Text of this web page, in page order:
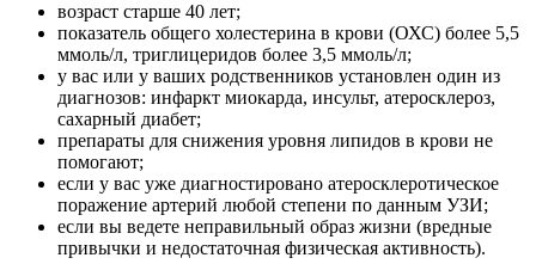
возраст старше 40 лет;
показатель общего холестерина в крови (ОХС) более 5,5
ммоль/л, триглицеридов более 3,5 ммоль/л;
у вас или у ваших родственников установлен один из
диагнозов: инфаркт миокарда, инсульт, атеросклероз,
сахарный диабет;
препараты для снижения уровня липидов в крови не
помогают;
если у вас уже диагностировано атеросклеротическое
поражение артерий любой степени по данным УЗИ;
если вы ведете неправильный образ жизни (вредные
привычки и недостаточная физическая активность).